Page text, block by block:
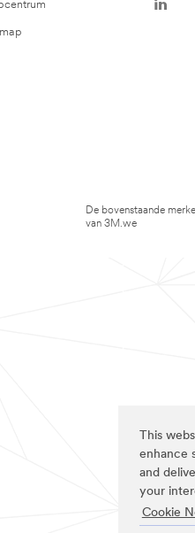
This
enhance
and
your
Cookie
De bovenstaande
van 3M.we